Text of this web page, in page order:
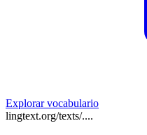
Explorar vocabulario
lingtext.org/texts/....